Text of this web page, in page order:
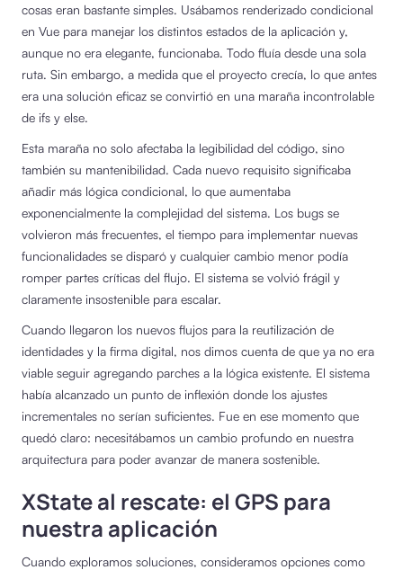
cosas eran bastante simples. Usábamos renderizado condicional
en Vue para manejar los distintos estados de la aplicación y,
aunque no era elegante, funcionaba. Todo fluía desde una sola
ruta. Sin embargo, a medida que el proyecto crecía, lo que antes
era una solución eficaz se convirtió en una maraña incontrolable
de ifs y else.
Esta maraña no solo afectaba la legibilidad del código, sino
también su mantenibilidad. Cada nuevo requisito significaba
añadir más lógica condicional, lo que aumentaba
exponencialmente la complejidad del sistema. Los bugs se
volvieron más frecuentes, el tiempo para implementar nuevas
funcionalidades se disparó y cualquier cambio menor podía
romper partes críticas del flujo. El sistema se volvió frágil y
claramente insostenible para escalar.
Cuando llegaron los nuevos flujos para la reutilización de
identidades y la firma digital, nos dimos cuenta de que ya no era
viable seguir agregando parches a la lógica existente. El sistema
había alcanzado un punto de inflexión donde los ajustes
incrementales no serían suficientes. Fue en ese momento que
quedó claro: necesitábamos un cambio profundo en nuestra
arquitectura para poder avanzar de manera sostenible.
XState al rescate: el GPS para
nuestra aplicación
Cuando exploramos soluciones, consideramos opciones como